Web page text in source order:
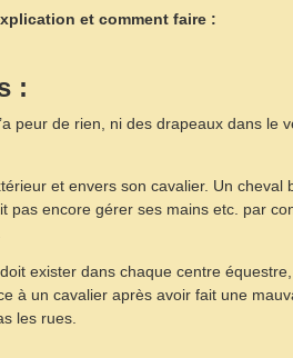
et comment faire :
:
peur de rien, ni des drapeaux dans le
et envers son cavalier. Un
pas encore gérer ses mains etc. par
exister dans chaque centre
à un cavalier après avoir fait une
les rues.